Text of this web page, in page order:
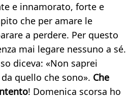
e innamorato, forte e
che per amare le
a perdere. Per questo
mai legare nessuno a sé.
diceva: «Non saprei
quello che sono». Che
! Domenica scorsa ho